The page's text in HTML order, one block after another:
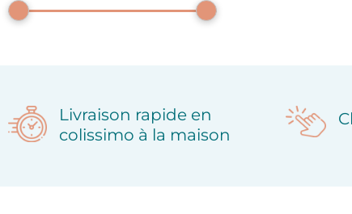
Livraison rapide en
colissimo à la maison